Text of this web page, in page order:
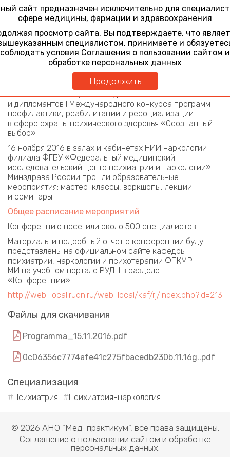
ГБУЗ «Психиатрическая больница № 5 ДЗМ»
Выставка
В рамках Конференции в фойе Большого конференц-
зала прошла выставкацентров реабилитации
зависимых от психоактивных веществ.
В рамках конференции состоялась Торжественная
церемония награждения лауреатов
и дипломантов I Международного конкурса программ
профилактики, реабилитации и ресоциализации
в сфере охраны психического здоровья «Осознанный
выбор»
16 ноября 2016 в залах и кабинетах НИИ наркологии —
филиала ФГБУ «Федеральный медицинский
исследовательский центр психиатрии и наркологии»
Минздрава России прошли образовательные
мероприятия: мастер-классы, воркшопы, лекции
и семинары.
Общее расписание мероприятий
Конференцию посетили около 500 специалистов.
Материалы и подробный отчет о конференции будут
представлены на официальном сайте кафедры
психиатрии, наркологии и психотерапии ФПКМР
МИ на учебном портале РУДН в разделе
«Конференции»:
http://web-local.rudn.ru/web-local/kaf/rj/index.php?id=213
Файлы для скачивания
Programma_15.11.2016.pdf
0c06356c7774afe41c275fbacedb230b.11.16g..pdf
Специализация
Психиатрия Психиатрия-наркология
© 2026 АНО "Мед-практикум", все права защищены.
Соглашение о пользовании сайтом и обработке
персональных данных.
сайт предназначен исключительно для
сфере медицины, фармации и здравоохранения
просмотр сайта, Вы подтверждаете, что
специалистом, принимаете и
соблюдать условия Соглашения о пользовании сайтом и
обработке персональных данных
Продолжить